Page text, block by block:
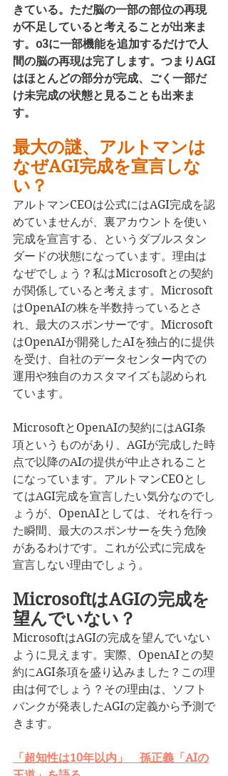
きている。ただ脳の一部の部位の再現
が不足していると考えることが出来ま
す。o3に一部機能を追加するだけで人
間の脳の再現は完了します。つまりAGI
はほとんどの部分が完成、ごく一部だ
け未完成の状態と見ることも出来ま
す。
最大の謎、アルトマンは
なぜAGI完成を宣言しな
い？
アルトマンCEOは公式にはAGI完成を認
めていませんが、裏アカウントを使い
完成を宣言する、というダブルスタン
ダードの状態になっています。理由は
なぜでしょう？私はMicrosoftとの契約
が関係していると考えます。Microsoft
はOpenAIの株を半数持っているとさ
れ、最大のスポンサーです。Microsoft
はOpenAIが開発したAIを独占的に提供
を受け、自社のデータセンター内での
運用や独自のカスタマイズも認められ
ています。
MicrosoftとOpenAIの契約にはAGI条
項というものがあり、AGIが完成した時
点で以降のAIの提供が中止されること
になっています。アルトマンCEOとし
てはAGI完成を宣言したい気分なのでし
ょうが、OpenAIとしては、それを行っ
た瞬間、最大のスポンサーを失う危険
があるわけです。これが公式に完成を
宣言しない理由でしょう。
MicrosoftはAGIの完成を
望んでいない？
MicrosoftはAGIの完成を望んでいない
ように見えます。実際、OpenAIとの契
約にAGI条項を盛り込みました？この理
由は何でしょう？その理由は、ソフト
バンクが発表したAGIの定義から予測で
きます。
「超知性は10年以内」　孫正義「AIの